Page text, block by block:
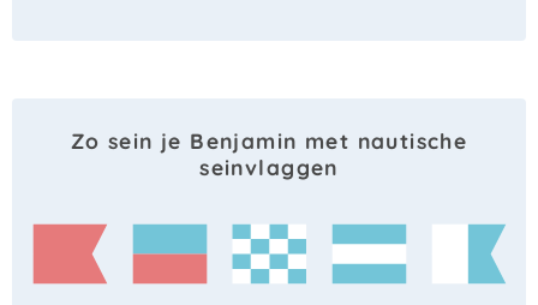
Zo sein je Benjamin met nautische
seinvlaggen